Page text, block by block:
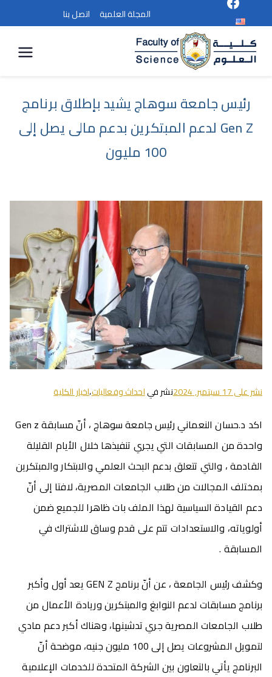
المجلة العلمية اتصل بنا
العلوم
رئيس جامعة سوهاج يشيد بإطلاق برنامج
Gen Z لدعم المبتكرين بدعم مالى يصل إلى
100 مليون
نشر على17 سبتمبر, 2024 نشر فياحداث وفعاليات،اخبار الكلية
اكد د.حسان النعماني رئيس جامعة سوهاج ، أنّ مسابقة Gen z
واحدة من المسابقات التي يجري تنفيذها خلال الأيام القليلة
القادمة ، والتي تتعلق بدعم البحث العلمي والابتكار والمبتكرين
بمختلف المجالات من طلاب الجامعات المصرية، لافتا إلى أنّ
دعم القيادة السياسية لهذا الملف بات ظاهرا للجميع ضمن
أولوياته، والاستعدادات تتم على قدم وساق للاشتراك في
المسابقة .
وكشف رئيس الجامعة ، عن أنّ برنامج GEN Z يعد أول وأكبر
برنامج مسابقات لدعم النوابغ والمبتكرين وريادة الأعمال من
طلاب الجامعات المصرية جري تدشينها، وهناك أكبر دعم مادي
لتمويل المشروعات يصل إلى 100 مليون جنيه، موضحة أنّ
البرنامج يأتي بالتعاون بين الشركة المتحدة للخدمات الإعلامية